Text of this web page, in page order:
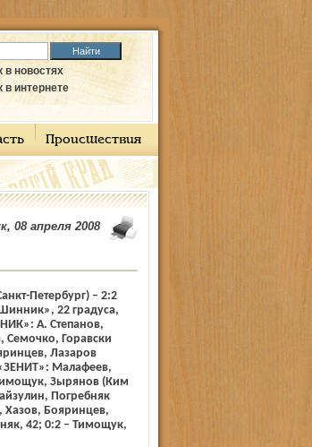
в новостях
в интернете
Происшествия
08 апреля 2008
Петербург) – 2:2
22 градуса,
А. Степанов,
Семочко, Горавски
Лазаров
Малафеев,
Зырянов (Ким
Погребняк
Хазов, Бояринцев,
42; 0:2 – Тимощук,